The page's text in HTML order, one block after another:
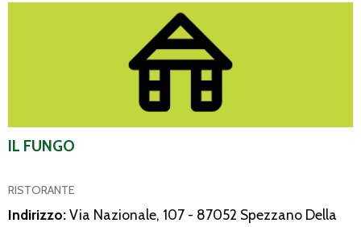
IL FUNGO
RISTORANTE
Indirizzo:Via Nazionale, 107 - 87052 Spezzano Della